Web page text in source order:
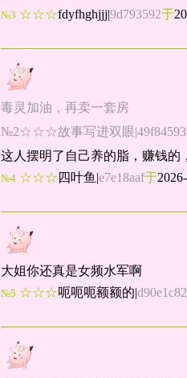
№3 ☆☆☆fdyfhghjjj|9d793592于
毒灵加油，再卖一套房
№2☆☆☆故事写进双眼
这人摆明了自己养的脂，赚钱的
№4 ☆☆☆ 四叶鱼 |e7e18aaf于
大姐你还真是女频水军啊
№5 ☆☆☆呃呃呃额额的|d90e1c82